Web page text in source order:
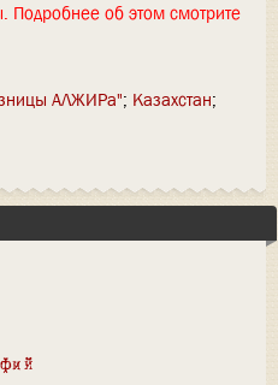
Подробнее об этом смотрите
АЛЖИРа" Казахстан